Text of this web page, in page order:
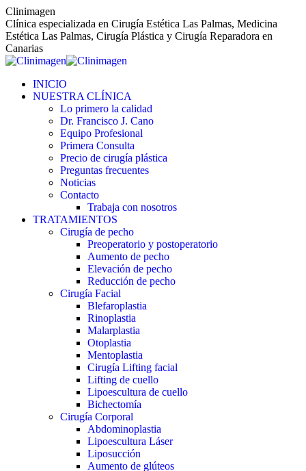
Saltar
al
contenido
Clinimagen
Clínica especializada en Cirugía Estética Las Palmas, Medicina
Estética Las Palmas, Cirugía Plástica y Cirugía Reparadora en
Canarias
INICIO
NUESTRA CLÍNICA
Lo primero la calidad
Dr. Francisco J. Cano
Equipo Profesional
Primera Consulta
Precio de cirugía plástica
Preguntas frecuentes
Noticias
Contacto
Trabaja con nosotros
TRATAMIENTOS
Cirugía de pecho
Preoperatorio y postoperatorio
Aumento de pecho
Elevación de pecho
Reducción de pecho
Cirugía Facial
Blefaroplastia
Rinoplastia
Malarplastia
Otoplastia
Mentoplastia
Cirugía Lifting facial
Lifting de cuello
Lipoescultura de cuello
Bichectomía
Cirugía Corporal
Abdominoplastia
Lipoescultura Láser
Liposucción
Aumento de glúteos